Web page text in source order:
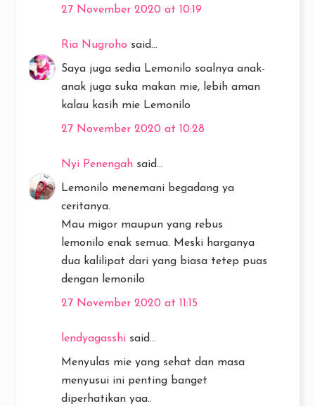
27 November 2020 at 10:19
Ria Nugroho said...
Saya juga sedia Lemonilo soalnya anak-
anak juga suka makan mie, lebih aman
kalau kasih mie Lemonilo
27 November 2020 at 10:28
Nyi Penengah said...
Lemonilo menemani begadang ya
ceritanya.
Mau migor maupun yang rebus
lemonilo enak semua. Meski harganya
dua kalilipat dari yang biasa tetep puas
dengan lemonilo
27 November 2020 at 11:15
lendyagasshi said...
Menyulas mie yang sehat dan masa
menyusui ini penting banget
diperhatikan yaa..